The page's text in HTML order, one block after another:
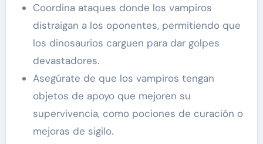
Coordina ataques donde los vampiros
distraigan a los oponentes, permitiendo que
los dinosaurios carguen para dar golpes
devastadores.
Asegúrate de que los vampiros tengan
objetos de apoyo que mejoren su
supervivencia, como pociones de curación o
mejoras de sigilo.